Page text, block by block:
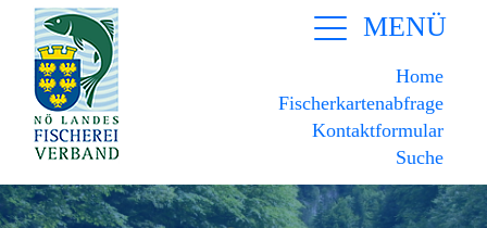
MENÜ
Home
Fischerkartenabfrage
Kontaktformular
Suche